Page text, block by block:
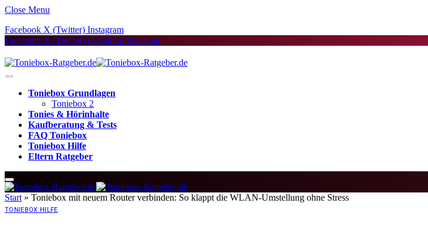
Close Menu
Facebook X (Twitter) Instagram
Facebook X (Twitter) InstagramYouTube
Toniebox Grundlagen
Toniebox 2
Tonies & Hörinhalte
Kaufberatung & Tests
FAQ Toniebox
Toniebox Hilfe
Eltern Ratgeber
Start » Toniebox mit neuem Router verbinden: So klappt die WLAN-Umstellung ohne Stress
TONIEBOX HILFE